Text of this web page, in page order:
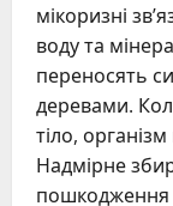
мікоризні
воду та
переносять
деревами.
тіло,
Надмірне
пошкодження